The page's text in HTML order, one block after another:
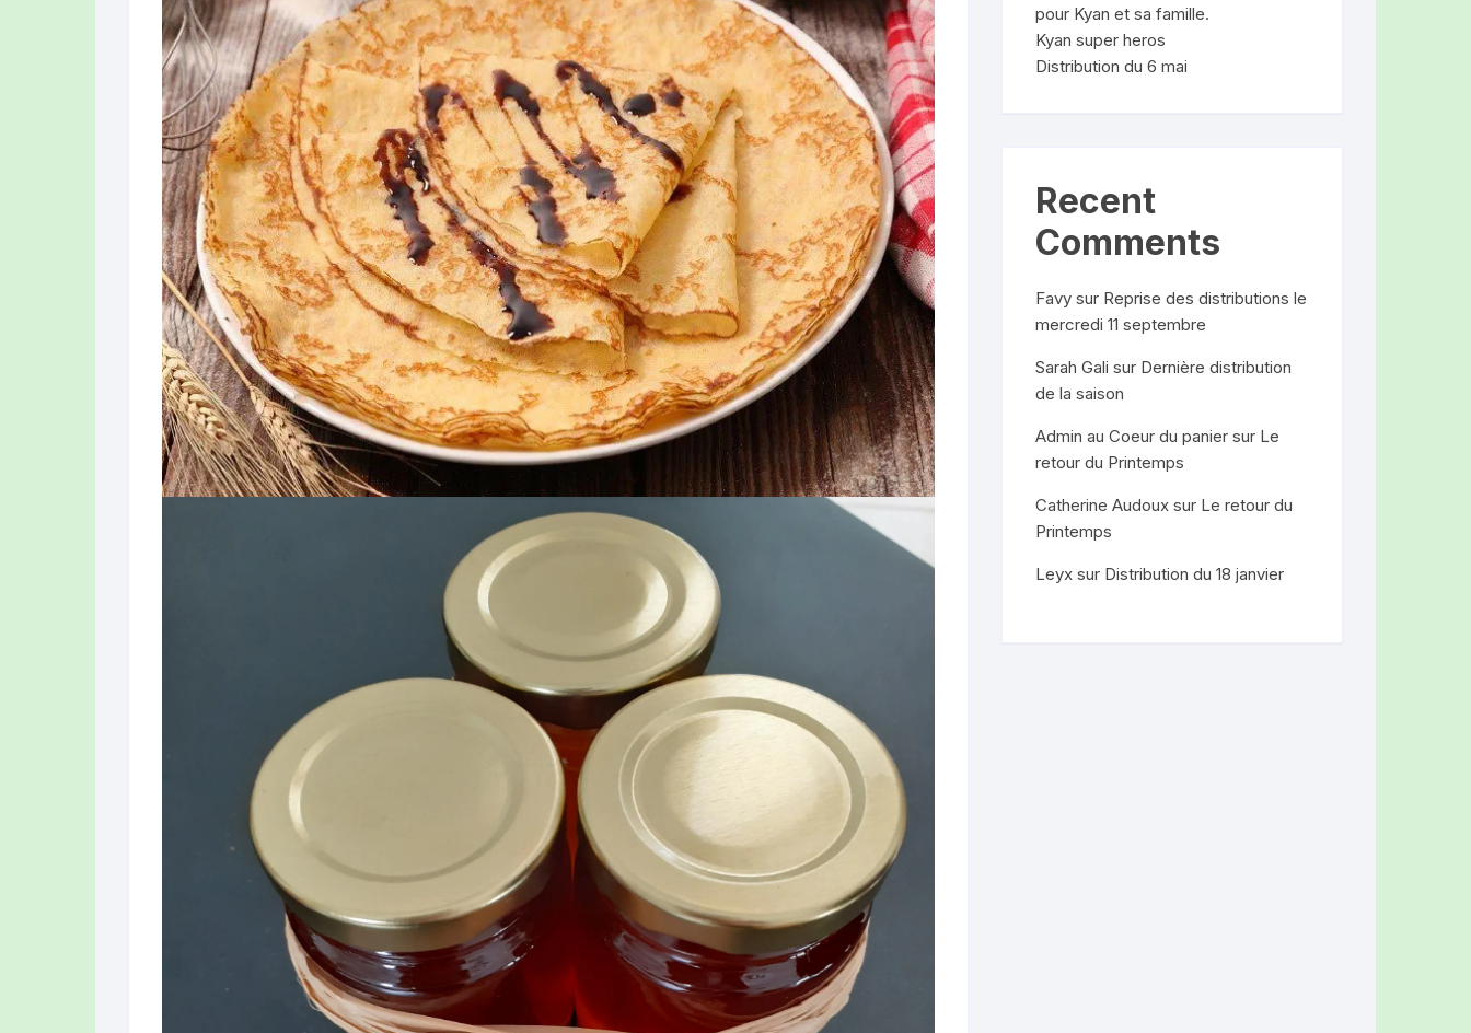
Boissons
Savons
Tisanes
Eaux florales /
Macerats/Huiles essentielles
AZ CONFITURE
ROUGE DES DOMES (JOZE)
LES CHÈVRES DE LA
LIMAGNE (AUBIAT)
LE COIN DU LEVAIN
(CLERMONT-FERRAND)
LUC FILLERE
pour Kyan et sa famille.
Kyan super heros
Distribution du 6 mai
Recent
Comments
Favy sur Reprise des distributions le
mercredi 11 septembre
Sarah Gali sur Dernière distribution
de la saison
Admin au Coeur du panier sur Le
retour du Printemps
Catherine Audoux sur Le retour du
Printemps
Leyx sur Distribution du 18 janvier